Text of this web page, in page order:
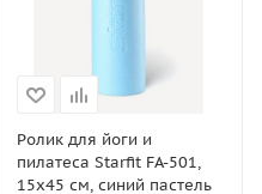
Ролик для йоги и
пилатеса Starfit FA-501,
15x45 см, синий пастель